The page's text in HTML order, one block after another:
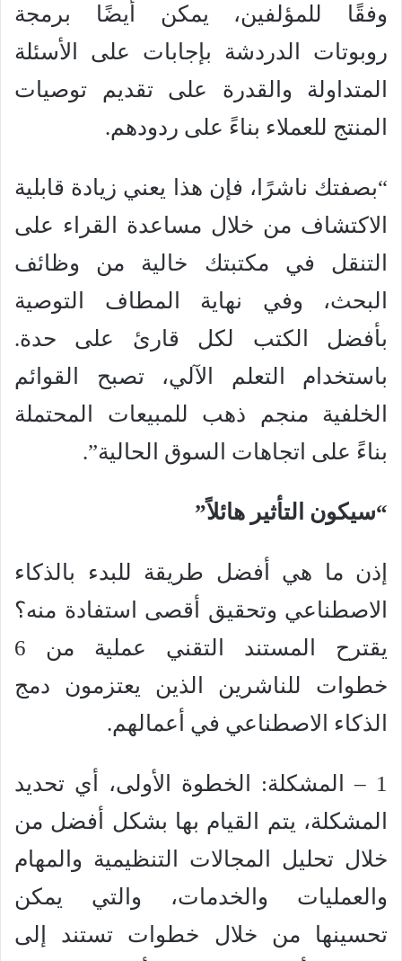
وفقًا للمؤلفين، يمكن أيضًا برمجة
روبوتات الدردشة بإجابات على الأسئلة
المتداولة والقدرة على تقديم توصيات
المنتج للعملاء بناءً على ردودهم.
“بصفتك ناشرًا، فإن هذا يعني زيادة قابلية
الاكتشاف من خلال مساعدة القراء على
التنقل في مكتبتك خالية من وظائف
البحث، وفي نهاية المطاف التوصية
بأفضل الكتب لكل قارئ على حدة.
باستخدام التعلم الآلي، تصبح القوائم
الخلفية منجم ذهب للمبيعات المحتملة
بناءً على اتجاهات السوق الحالية”.
“سيكون التأثير هائلاً”
إذن ما هي أفضل طريقة للبدء بالذكاء
الاصطناعي وتحقيق أقصى استفادة منه؟
يقترح المستند التقني عملية من 6
خطوات للناشرين الذين يعتزمون دمج
الذكاء الاصطناعي في أعمالهم.
1 – المشكلة: الخطوة الأولى، أي تحديد
المشكلة، يتم القيام بها بشكل أفضل من
خلال تحليل المجالات التنظيمية والمهام
والعمليات والخدمات، والتي يمكن
تحسينها من خلال خطوات تستند إلى